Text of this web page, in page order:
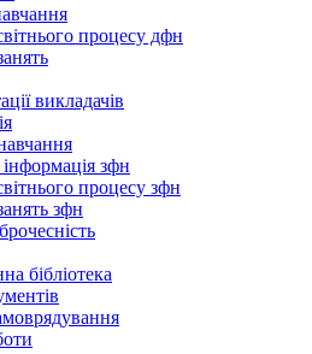
процесу дфн
викладачів
зфн
процесу зфн
зфн
бібліотека